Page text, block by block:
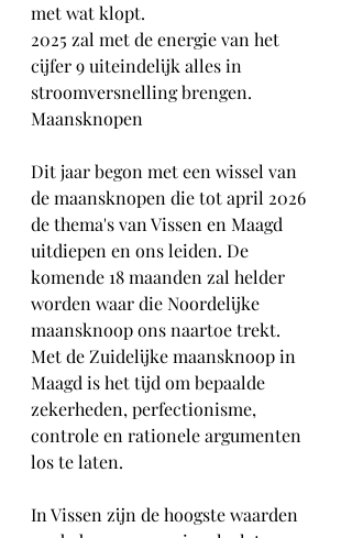
met wat klopt.
2025 zal met de energie van het
cijfer 9 uiteindelijk alles in
stroomversnelling brengen.
Maansknopen
Dit jaar begon met een wissel van
de maansknopen die tot april 2026
de thema's van Vissen en Maagd
uitdiepen en ons leiden. De
komende 18 maanden zal helder
worden waar die Noordelijke
maansknoop ons naartoe trekt.
Met de Zuidelijke maansknoop in
Maagd is het tijd om bepaalde
zekerheden, perfectionisme,
controle en rationele argumenten
los te laten.
In Vissen zijn de hoogste waarden